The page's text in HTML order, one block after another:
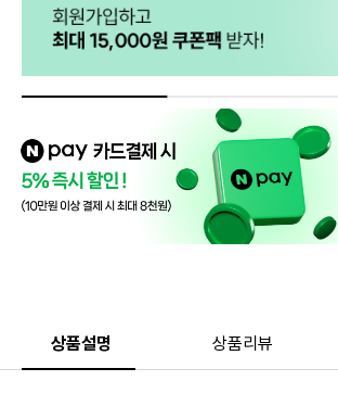
상품설명 상품리뷰